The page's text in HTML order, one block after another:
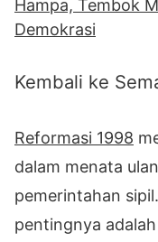
Hampa, Tembok
Demokrasi
Kembali ke
Reformasi 1998
dalam menata
pemerintahan
pentingnya